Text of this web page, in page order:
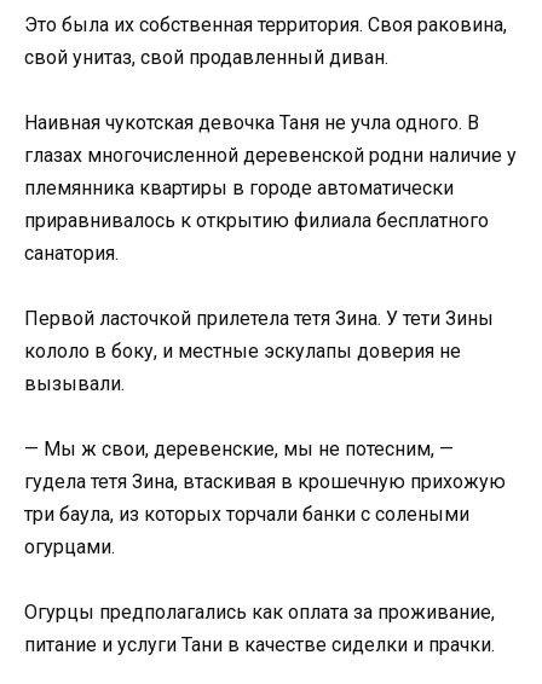
Это была их собственная территория. Своя раковина,
свой унитаз, свой продавленный диван.
Наивная чукотская девочка Таня не учла одного. В
глазах многочисленной деревенской родни наличие у
племянника квартиры в городе автоматически
приравнивалось к открытию филиала бесплатного
санатория.
Первой ласточкой прилетела тетя Зина. У тети Зины
кололо в боку, и местные эскулапы доверия не
вызывали.
— Мы ж свои, деревенские, мы не потесним, —
гудела тетя Зина, втаскивая в крошечную прихожую
три баула, из которых торчали банки с солеными
огурцами.
Огурцы предполагались как оплата за проживание,
питание и услуги Тани в качестве сиделки и прачки.